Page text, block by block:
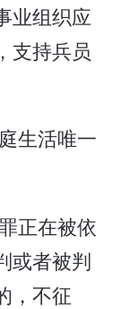
业组织应
支持兵员
生活唯一
正在被依
或者被判
，不征